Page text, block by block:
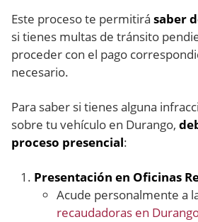
Este proceso te permitirá saber
si tienes multas de tránsito
proceder con el pago
necesario.
Para saber si tienes alguna
sobre tu vehículo en Durango,
proceso presencial:
Presentación en Oficinas
Acude personalmente a
recaudadoras en